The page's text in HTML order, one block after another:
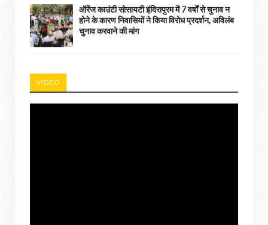
ऑरेंज काउंटी सोसायटी इंदिरापुरम में 7 वर्षों से चुनाव न
होने के कारण निवासियों ने किया विरोध प्रदर्शन, अविलंब
चुनाव करवाने की मांग
VIDEO